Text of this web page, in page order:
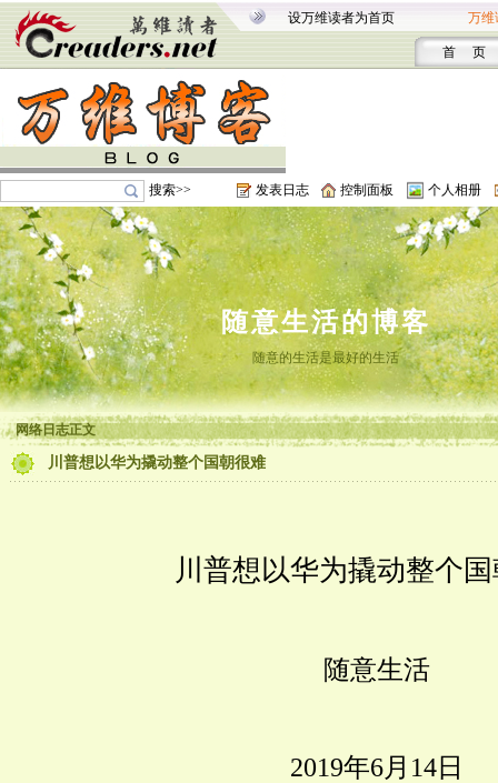
设万维读者为首页 万维
首 页
搜索>> 发表日志 控制面板 个人相册
随意生活的博客
随意的生活是最好的生活
网络日志正文
川普想以华为撬动整个国朝很难
川普想以华为撬动整个
随意生活
2019年6月 14日